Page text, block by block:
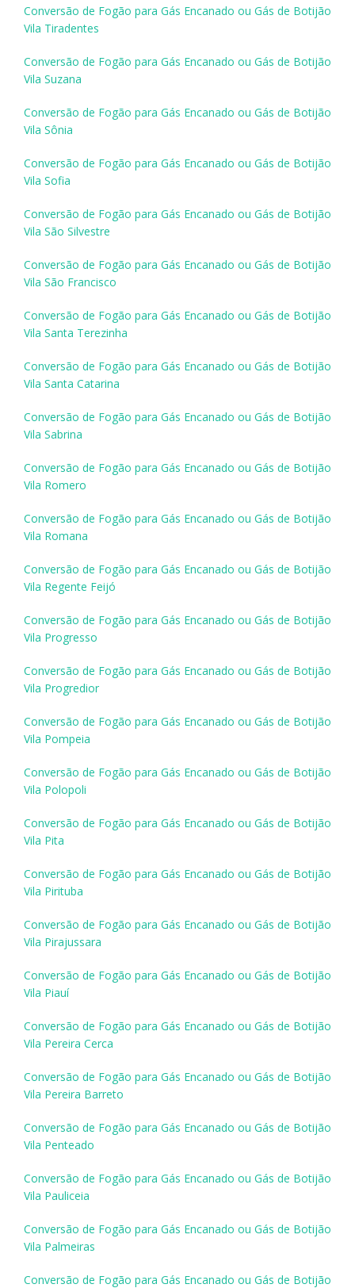
Conversão de Fogão para Gás Encanado ou Gás de Botijão
Vila Tiradentes
Conversão de Fogão para Gás Encanado ou Gás de Botijão
Vila Suzana
Conversão de Fogão para Gás Encanado ou Gás de Botijão
Vila Sônia
Conversão de Fogão para Gás Encanado ou Gás de Botijão
Vila Sofia
Conversão de Fogão para Gás Encanado ou Gás de Botijão
Vila São Silvestre
Conversão de Fogão para Gás Encanado ou Gás de Botijão
Vila São Francisco
Conversão de Fogão para Gás Encanado ou Gás de Botijão
Vila Santa Terezinha
Conversão de Fogão para Gás Encanado ou Gás de Botijão
Vila Santa Catarina
Conversão de Fogão para Gás Encanado ou Gás de Botijão
Vila Sabrina
Conversão de Fogão para Gás Encanado ou Gás de Botijão
Vila Romero
Conversão de Fogão para Gás Encanado ou Gás de Botijão
Vila Romana
Conversão de Fogão para Gás Encanado ou Gás de Botijão
Vila Regente Feijó
Conversão de Fogão para Gás Encanado ou Gás de Botijão
Vila Progresso
Conversão de Fogão para Gás Encanado ou Gás de Botijão
Vila Progredior
Conversão de Fogão para Gás Encanado ou Gás de Botijão
Vila Pompeia
Conversão de Fogão para Gás Encanado ou Gás de Botijão
Vila Polopoli
Conversão de Fogão para Gás Encanado ou Gás de Botijão
Vila Pita
Conversão de Fogão para Gás Encanado ou Gás de Botijão
Vila Pirituba
Conversão de Fogão para Gás Encanado ou Gás de Botijão
Vila Pirajussara
Conversão de Fogão para Gás Encanado ou Gás de Botijão
Vila Piauí
Conversão de Fogão para Gás Encanado ou Gás de Botijão
Vila Pereira Cerca
Conversão de Fogão para Gás Encanado ou Gás de Botijão
Vila Pereira Barreto
Conversão de Fogão para Gás Encanado ou Gás de Botijão
Vila Penteado
Conversão de Fogão para Gás Encanado ou Gás de Botijão
Vila Pauliceia
Conversão de Fogão para Gás Encanado ou Gás de Botijão
Vila Palmeiras
Conversão de Fogão para Gás Encanado ou Gás de Botijão